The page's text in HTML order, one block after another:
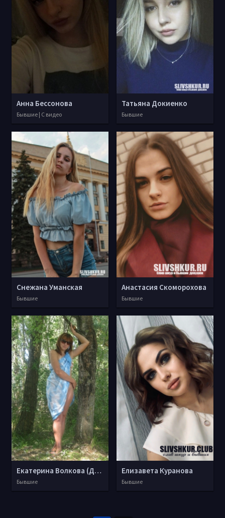
Анна Бессонова
Бывшие | С видео
Татьяна Докиенко
Бывшие
Снежана Уманская
Бывшие
Анастасия Скоморохова
Бывшие
Екатерина Волкова (Дубинина)
Бывшие
Елизавета Куранова
Бывшие